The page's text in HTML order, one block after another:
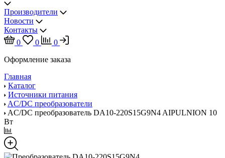
Производители
Новости
Контакты
0
0
0
Оформление заказа
Главная
Каталог
Источники питания
AC/DC преобразователи
AC/DC преобразователь DA10-220S15G9N4 AIPULNION 10
Вт